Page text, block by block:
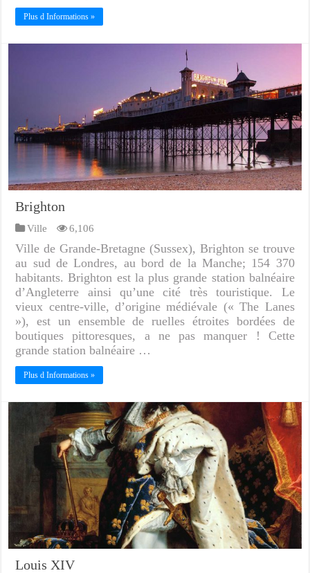
Plus d Informations »
Brighton
Ville 6,106
Ville de Grande-Bretagne (Sussex), Brighton se trouve
au sud de Londres, au bord de la Manche; 154 370
habitants. Brighton est la plus grande station balnéaire
d’Angleterre ainsi qu’une cité très touristique. Le
vieux centre-ville, d’origine médiévale (« The Lanes
»), est un ensemble de ruelles étroites bordées de
boutiques pittoresques, a ne pas manquer ! Cette
grande station balnéaire …
Plus d Informations »
Louis XIV